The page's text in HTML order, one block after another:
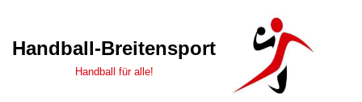
Zum
Handball-Breitensport
Handball für alle!